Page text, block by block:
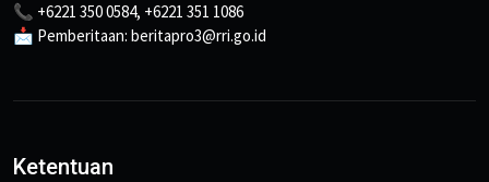
📞 +6221 350 0584, +6221 351 1086
📩 Pemberitaan: beritapro3@rri.go.id
Ketentuan